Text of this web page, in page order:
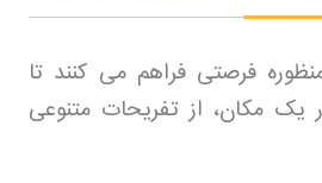
فرصتی فراهم می کنند تا
یک مکان، از تفریحات متنوعی